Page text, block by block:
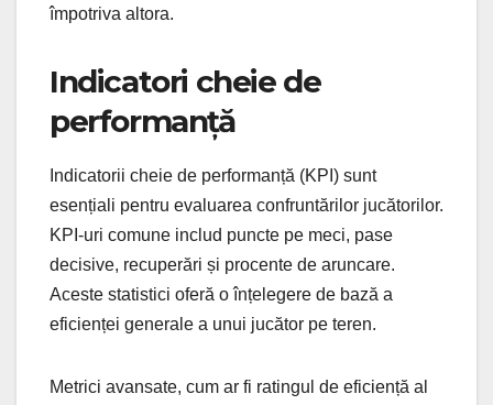
împotriva altora.
Indicatori cheie de
performanță
Indicatorii cheie de performanță (KPI) sunt
esențiali pentru evaluarea confruntărilor jucătorilor.
KPI-uri comune includ puncte pe meci, pase
decisive, recuperări și procente de aruncare.
Aceste statistici oferă o înțelegere de bază a
eficienței generale a unui jucător pe teren.
Metrici avansate, cum ar fi ratingul de eficiență al